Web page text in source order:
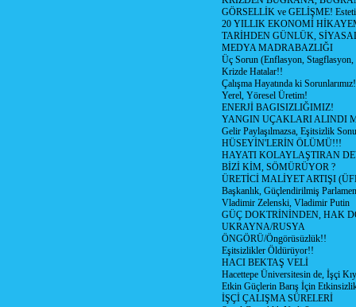
GÖRSELLİK ve GELİŞME!
20 YILLIK EKONOMİ
TARİHDEN GÜNLÜK,
MEDYA MADRABAZLIĞI
Üç Sorun (Enflasyon, Stagflasyon,
Krizde Hatalar!!
Çalışma Hayatında ki
Yerel, Yöresel Üretim!
ENERJİ BAGISIZLIĞIMIZ!
YANGIN UÇAKLARI ALINDI
Gelir Paylaşılmazsa, Eşitsizlik
HÜSEYİN'LERİN ÖLÜMÜ!!!
HAYATI KOLAYLAŞTIRAN
BİZİ KİM, SÖMÜRÜYOR ?
ÜRETİCİ MALİYET ARTIŞI
Başkanlık, Güçlendirilmiş
Vladimir Zelenski, Vladimir Putin
GÜÇ DOKTRİNİNDEN, HAK
UKRAYNA/RUSYA
ÖNGÖRÜ/Öngörüsüzlük!!
Eşitsizlikler Öldürüyor!!
HACI BEKTAŞ VELİ
Hacettepe Üniversitesin de, İşçi
Etkin Güçlerin Barış İçin
İŞÇİ ÇALIŞMA SÜRELERİ